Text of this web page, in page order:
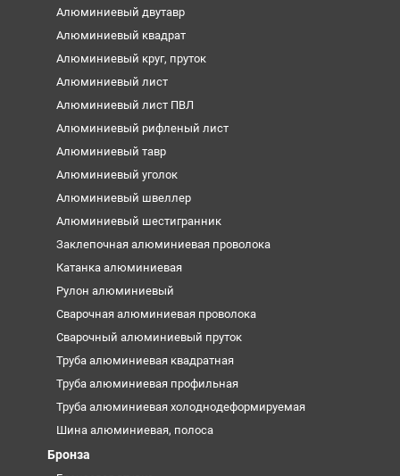
Алюминиевый двутавр
Алюминиевый квадрат
Алюминиевый круг, пруток
Алюминиевый лист
Алюминиевый лист ПВЛ
Алюминиевый рифленый лист
Алюминиевый тавр
Алюминиевый уголок
Алюминиевый швеллер
Алюминиевый шестигранник
Заклепочная алюминиевая проволока
Катанка алюминиевая
Рулон алюминиевый
Сварочная алюминиевая проволока
Сварочный алюминиевый пруток
Труба алюминиевая квадратная
Труба алюминиевая профильная
Труба алюминиевая холоднодеформируемая
Шина алюминиевая, полоса
Бронза